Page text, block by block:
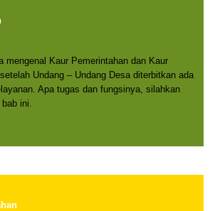
mengenal Kaur Pemerintahan dan Kaur
Undang – Undang Desa diterbitkan ada
Apa tugas dan fungsinya, silahkan
ini.